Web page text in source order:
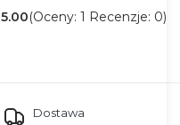
5.00(Oceny: 1 Recenzje: 0)
Dostawa